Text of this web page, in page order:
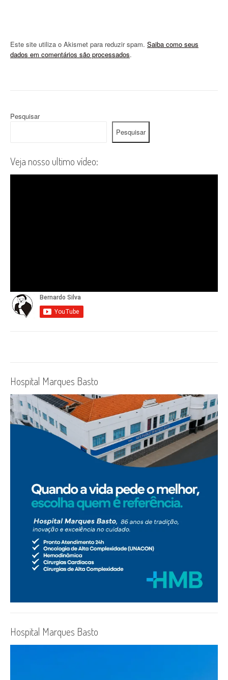
Este site utiliza o Akismet para reduzir spam. Saiba como seus
dados em comentários são processados.
Pesquisar
Pesquisar
Veja nosso ultimo vídeo:
Hospital Marques Basto
Hospital Marques Basto